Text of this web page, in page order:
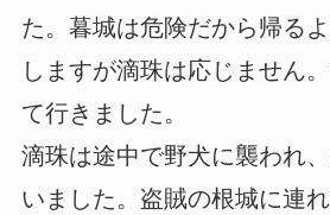
た。暮城は危険だから帰る
しますが滴珠は応じません
て行きました。
滴珠は途中で野犬に襲われ
いました。盗賊の根城に連